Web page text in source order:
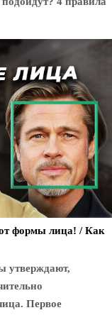
формы лица! / Как
утверждают,
Первое